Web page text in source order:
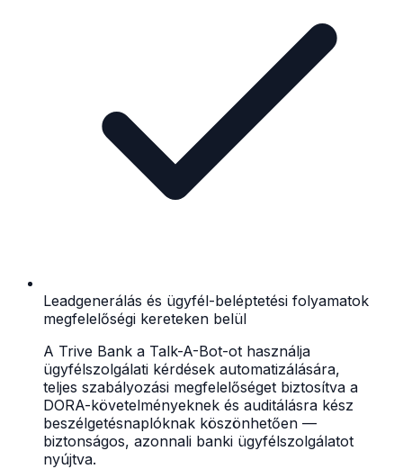
Leadgenerálás és ügyfél-beléptetési folyamatok
megfelelőségi kereteken belül
A Trive Bank a Talk-A-Bot-ot használja
ügyfélszolgálati kérdések automatizálására,
teljes szabályozási megfelelőséget biztosítva a
DORA-követelményeknek és auditálásra kész
beszélgetésnaplóknak köszönhetően —
biztonságos, azonnali banki ügyfélszolgálatot
nyújtva.